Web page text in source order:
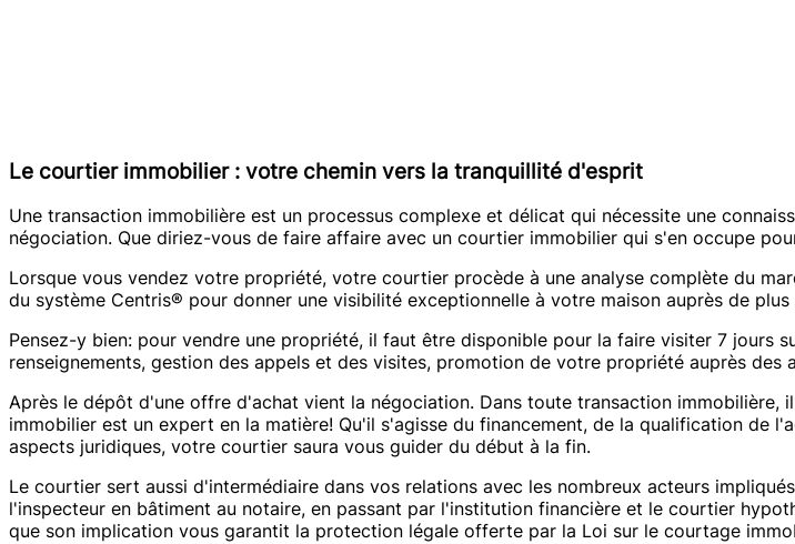
Le courtier immobilier : votre chemin vers la tranquillité d'esprit
Une transaction immobilière est un processus complexe et délicat qui nécessite une
négociation. Que diriez-vous de faire affaire avec un courtier immobilier qui s'en occupe
Lorsque vous vendez votre propriété, votre courtier procède à une analyse complète du
du système Centris® pour donner une visibilité exceptionnelle à votre maison auprès de
Pensez-y bien: pour vendre une propriété, il faut être disponible pour la faire visiter 7 jours
renseignements, gestion des appels et des visites, promotion de votre propriété auprès des
Après le dépôt d'une offre d'achat vient la négociation. Dans toute transaction
immobilier est un expert en la matière! Qu'il s'agisse du financement, de la qualification de
aspects juridiques, votre courtier saura vous guider du début à la fin.
Le courtier sert aussi d'intermédiaire dans vos relations avec les nombreux acteurs
l'inspecteur en bâtiment au notaire, en passant par l'institution financière et le courtier
que son implication vous garantit la protection légale offerte par la Loi sur le courtage